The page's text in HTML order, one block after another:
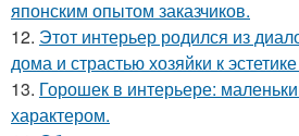
японским опытом заказчиков.
12. Этот интерьер родился из
дома и страстью хозяйки к
13. Горошек в интерьере:
характером.